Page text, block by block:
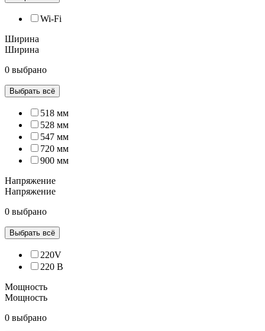
Wi-Fi
Ширина
Ширина
0 выбрано
Выбрать всё
518 мм
528 мм
547 мм
720 мм
900 мм
Напряжение
Напряжение
0 выбрано
Выбрать всё
220V
220 В
Мощность
Мощность
0 выбрано